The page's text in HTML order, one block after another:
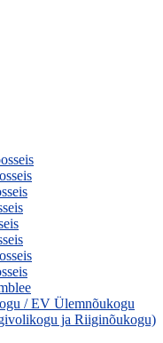
/ EV Ülemnõukogu
ja Riiginõukogu)